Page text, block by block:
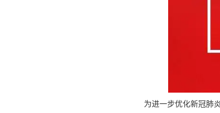
为进一步优化新冠肺